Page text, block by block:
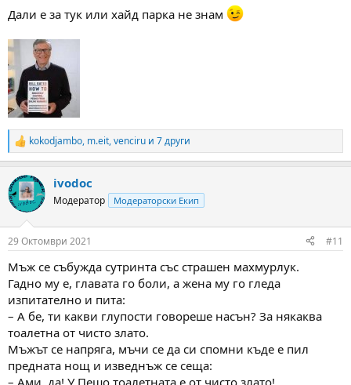
Дали е за тук или хайд парка не знам
R
e
c
t
i
s
kokodjambo, m.eit,venciru и 7 други
ivodoc
Модератор Модераторски Екип
29 Октомври 2021 #11
Мъж се събужда сутринта със страшен махмурлук.
Гадно му е, главата го боли, а жена му го гледа
изпитателно и пита:
– А бе, ти какви глупости говореше насън? За някаква
тоалетна от чисто злато.
Мъжът се напряга, мъчи се да си спомни къде е пил
предната нощ и изведнъж се сеща:
– Ами, да! У Пешо тоалетната е от чисто злато!